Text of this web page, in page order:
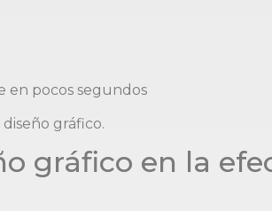
en pocos segundos
gráfico.
gráfico en la